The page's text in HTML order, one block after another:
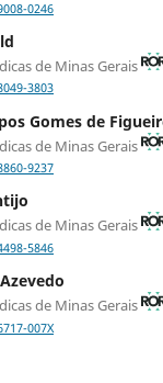
0246
de Minas Gerais
3803
Gomes de
de Minas Gerais
9237
de Minas Gerais
5846
de Minas Gerais
007X